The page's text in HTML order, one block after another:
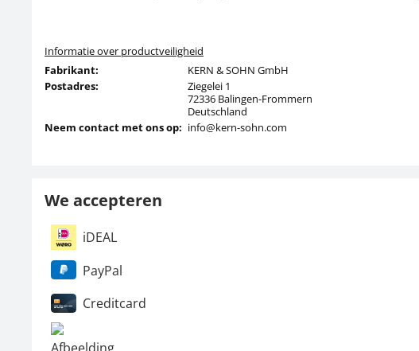
Informatie over productveiligheid
Fabrikant:
KERN & SOHN GmbH
Postadres:
Ziegelei 1
72336 Balingen-Frommern
Deutschland
Neem contact met ons op: info@kern-sohn.com
We accepteren
iDEAL
PayPal
Creditcard